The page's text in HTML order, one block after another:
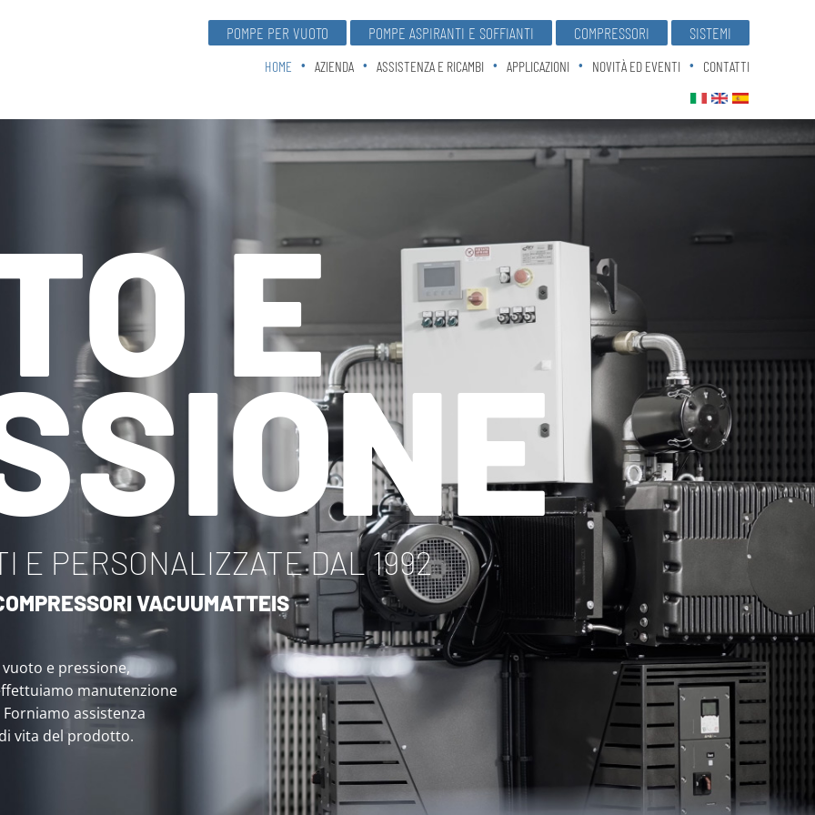
POMPE PER VUOTO POMPE ASPIRANTI E SOFFIANTI COMPRESSORI SISTEMI
HOME AZIENDA ASSISTENZA E RICAMBI APPLICAZIONI NOVITÀ ED EVENTI CONTATTI
E
E PERSONALIZZATE DAL 1992
VACUUMATTEIS
e pressione,
manutenzione
assistenza
vita del prodotto.